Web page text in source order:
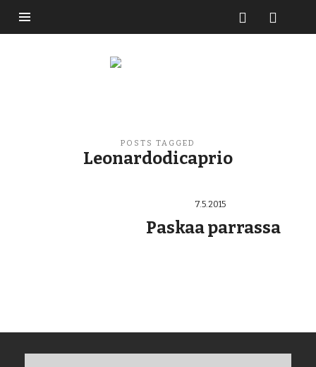
Buzzikuski
POSTS TAGGED
Leonardodicaprio
7.5.2015
Paskaa parrassa